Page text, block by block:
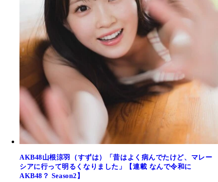
AKB48山根涼羽（すずは）「昔はよく病んでたけど、マレー
シアに行って明るくなりました」【連載 なんで令和に
AKB48？ Season2】